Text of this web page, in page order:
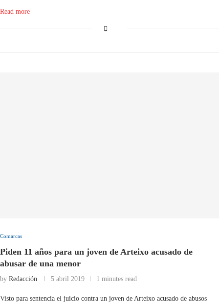
Read more
Comarcas
Piden 11 años para un joven de Arteixo acusado de
abusar de una menor
by Redacción 5 abril 2019 1 minutes read
Visto para sentencia el juicio contra un joven de Arteixo acusado de abusos